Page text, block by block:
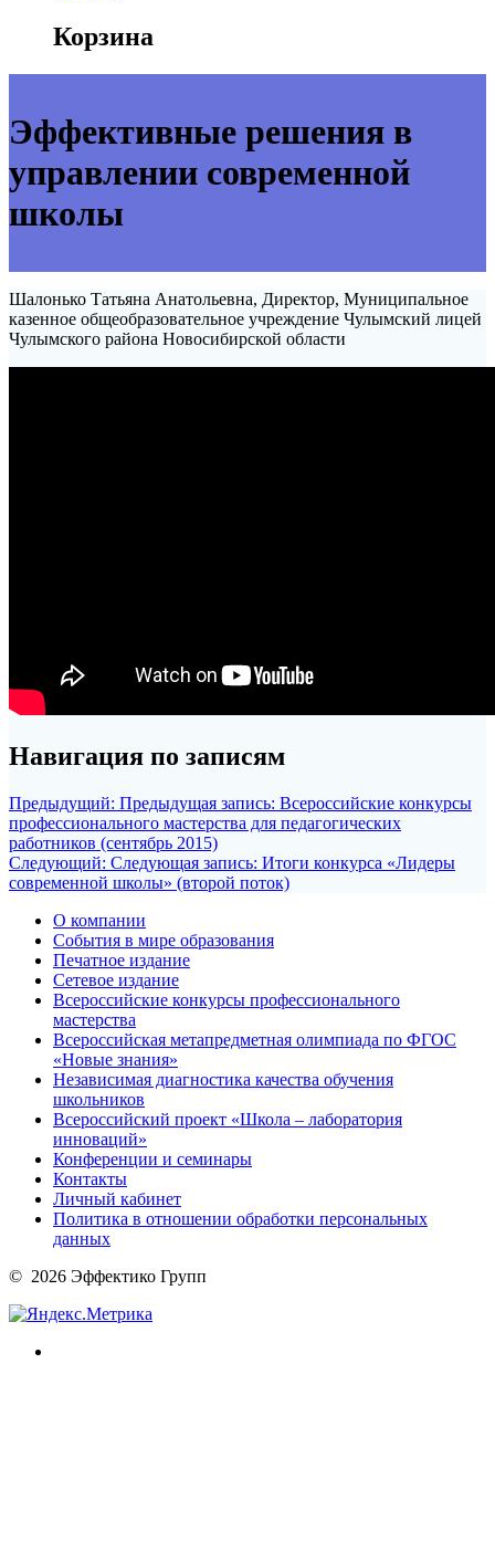
Корзина
Эффективные решения в
управлении современной
школы
Шалонько Татьяна Анатольевна, Директор, Муниципальное
казенное общеобразовательное учреждение Чулымский лицей
Чулымского района Новосибирской области
Навигация по записям
Предыдущий: Предыдущая запись: Всероссийские конкурсы
профессионального мастерства для педагогических
работников (сентябрь 2015)
Следующий: Следующая запись: Итоги конкурса «Лидеры
современной школы» (второй поток)
О компании
События в мире образования
Печатное издание
Сетевое издание
Всероссийские конкурсы профессионального
мастерства
Всероссийская метапредметная олимпиада по ФГОС
«Новые знания»
Независимая диагностика качества обучения
школьников
Всероссийский проект «Школа – лаборатория
инноваций»
Конференции и семинары
Контакты
Личный кабинет
Политика в отношении обработки персональных
данных
© 2026 Эффектико Групп